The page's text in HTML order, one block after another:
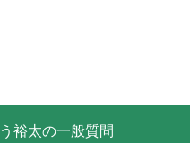
裕太の一般質問